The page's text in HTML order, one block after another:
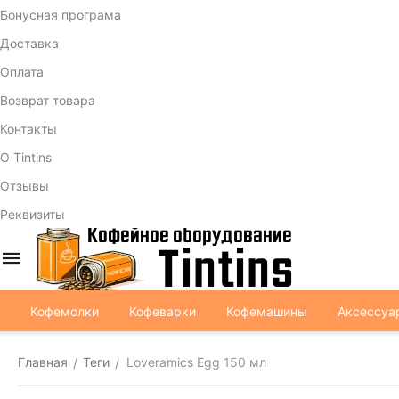
Бонусная програма
Доставка
Оплата
Возврат товара
Контакты
О Tintins
Отзывы
Реквизиты
Кофемолки Кофеварки Кофемашины
Главная / Теги / Loveramics Egg 150 мл